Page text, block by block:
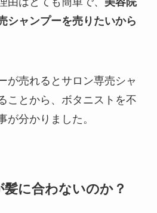
シャンプーを売りたいから
が売れるとサロン専売シャ
ことから、ボタニストを不
が分かりました。
に合わないのか？